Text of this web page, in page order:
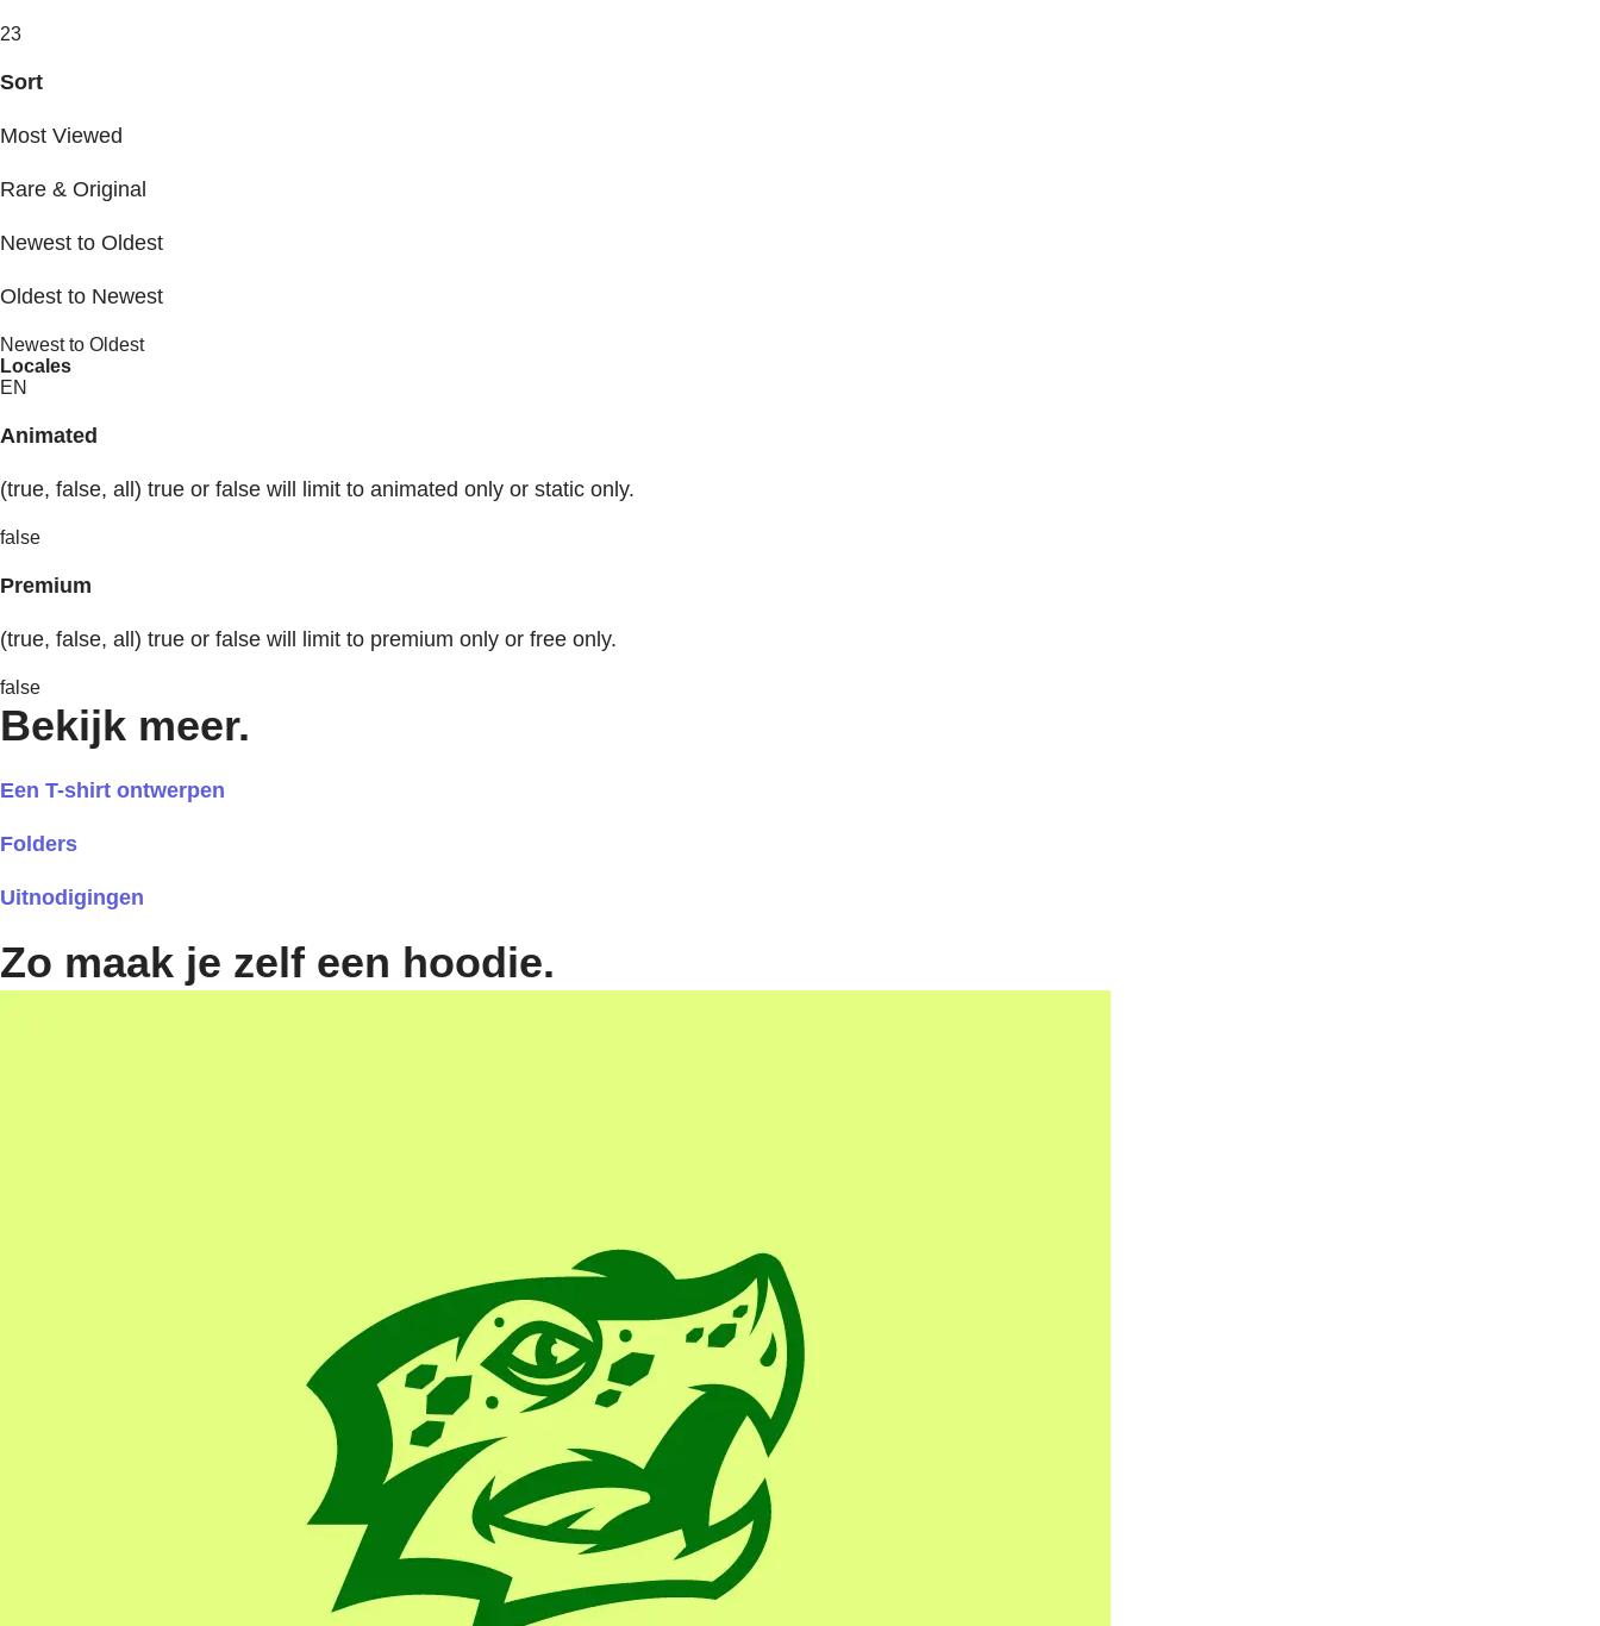
23
Sort
Most Viewed
Rare & Original
Newest to Oldest
Oldest to Newest
Newest to Oldest
Locales
EN
Animated
(true, false, all) true or false will limit to animated only or static only.
false
Premium
(true, false, all) true or false will limit to premium only or free only.
false
Bekijk meer.
Een T-shirt ontwerpen
Folders
Uitnodigingen
Zo maak je zelf een hoodie.